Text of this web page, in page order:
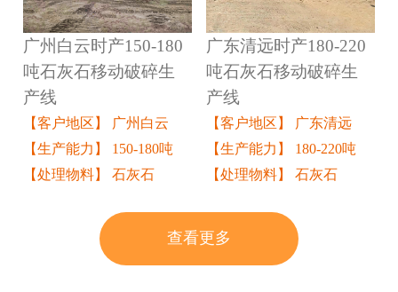
广州白云时产150-180
吨石灰石移动破碎生
产线
【客户地区】 广州白云
【生产能力】 150-180吨
【处理物料】 石灰石
广东清远时产180-220
吨石灰石移动破碎生
产线
【客户地区】 广东清远
【生产能力】 180-220吨
【处理物料】 石灰石
查看更多